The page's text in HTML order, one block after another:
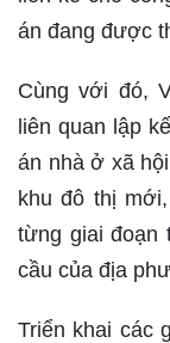
án đang được
Cùng với đó,
liên quan lập
án nhà ở xã
khu đô thị
từng giai đoạn
cầu của địa
Triển khai các